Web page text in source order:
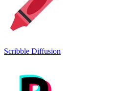
Scribble Diffusion